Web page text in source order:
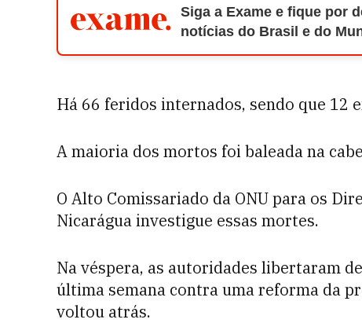
Siga a Exame e fique por
notícias do Brasil e do
Há 66 feridos internados, sendo que 12
A maioria dos mortos foi baleada na
O Alto Comissariado da ONU para os
Nicarágua investigue essas mortes.
Na véspera, as autoridades libertaram
última semana contra uma reforma da
voltou atrás.